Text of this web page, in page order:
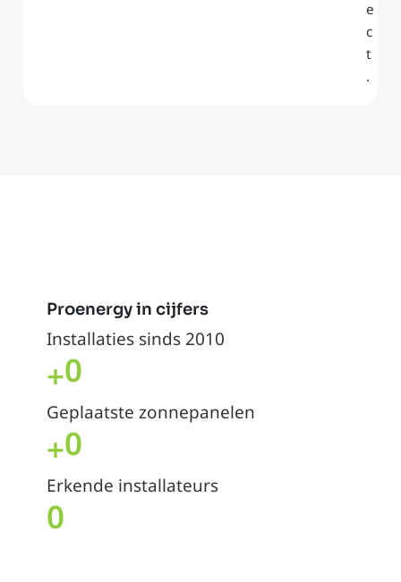
e
c
t
.
Proenergy in cijfers
Installaties sinds 2010
+0
Geplaatste zonnepanelen
+0
Erkende installateurs
0